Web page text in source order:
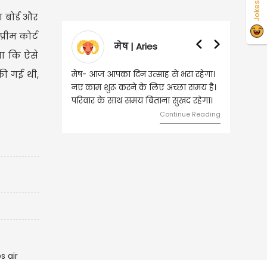
और
कोर्ट
कि ऐसे
गई थी,
मेष | Aries
मेष- आज आपका दिन उत्साह से भरा रहेगा।
नए काम शुरू करने के लिए अच्छा समय है।
परिवार के साथ समय बिताना सुखद रहेगा।
Continue Reading
वृषभ | Taurus
वृष- आज का दिन इस राशि
लिए शुभ रहने वाला है। धन
मामलों में सफलता मिलेगी।
मेलजोल बढ़ेगा। आर्थिक
समझकर...
Jokes